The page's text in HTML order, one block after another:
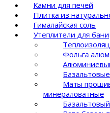
Камни для печей
Плитка из
Гималайская соль
Утеплители для бани
Фольга
Маты
минераловатные